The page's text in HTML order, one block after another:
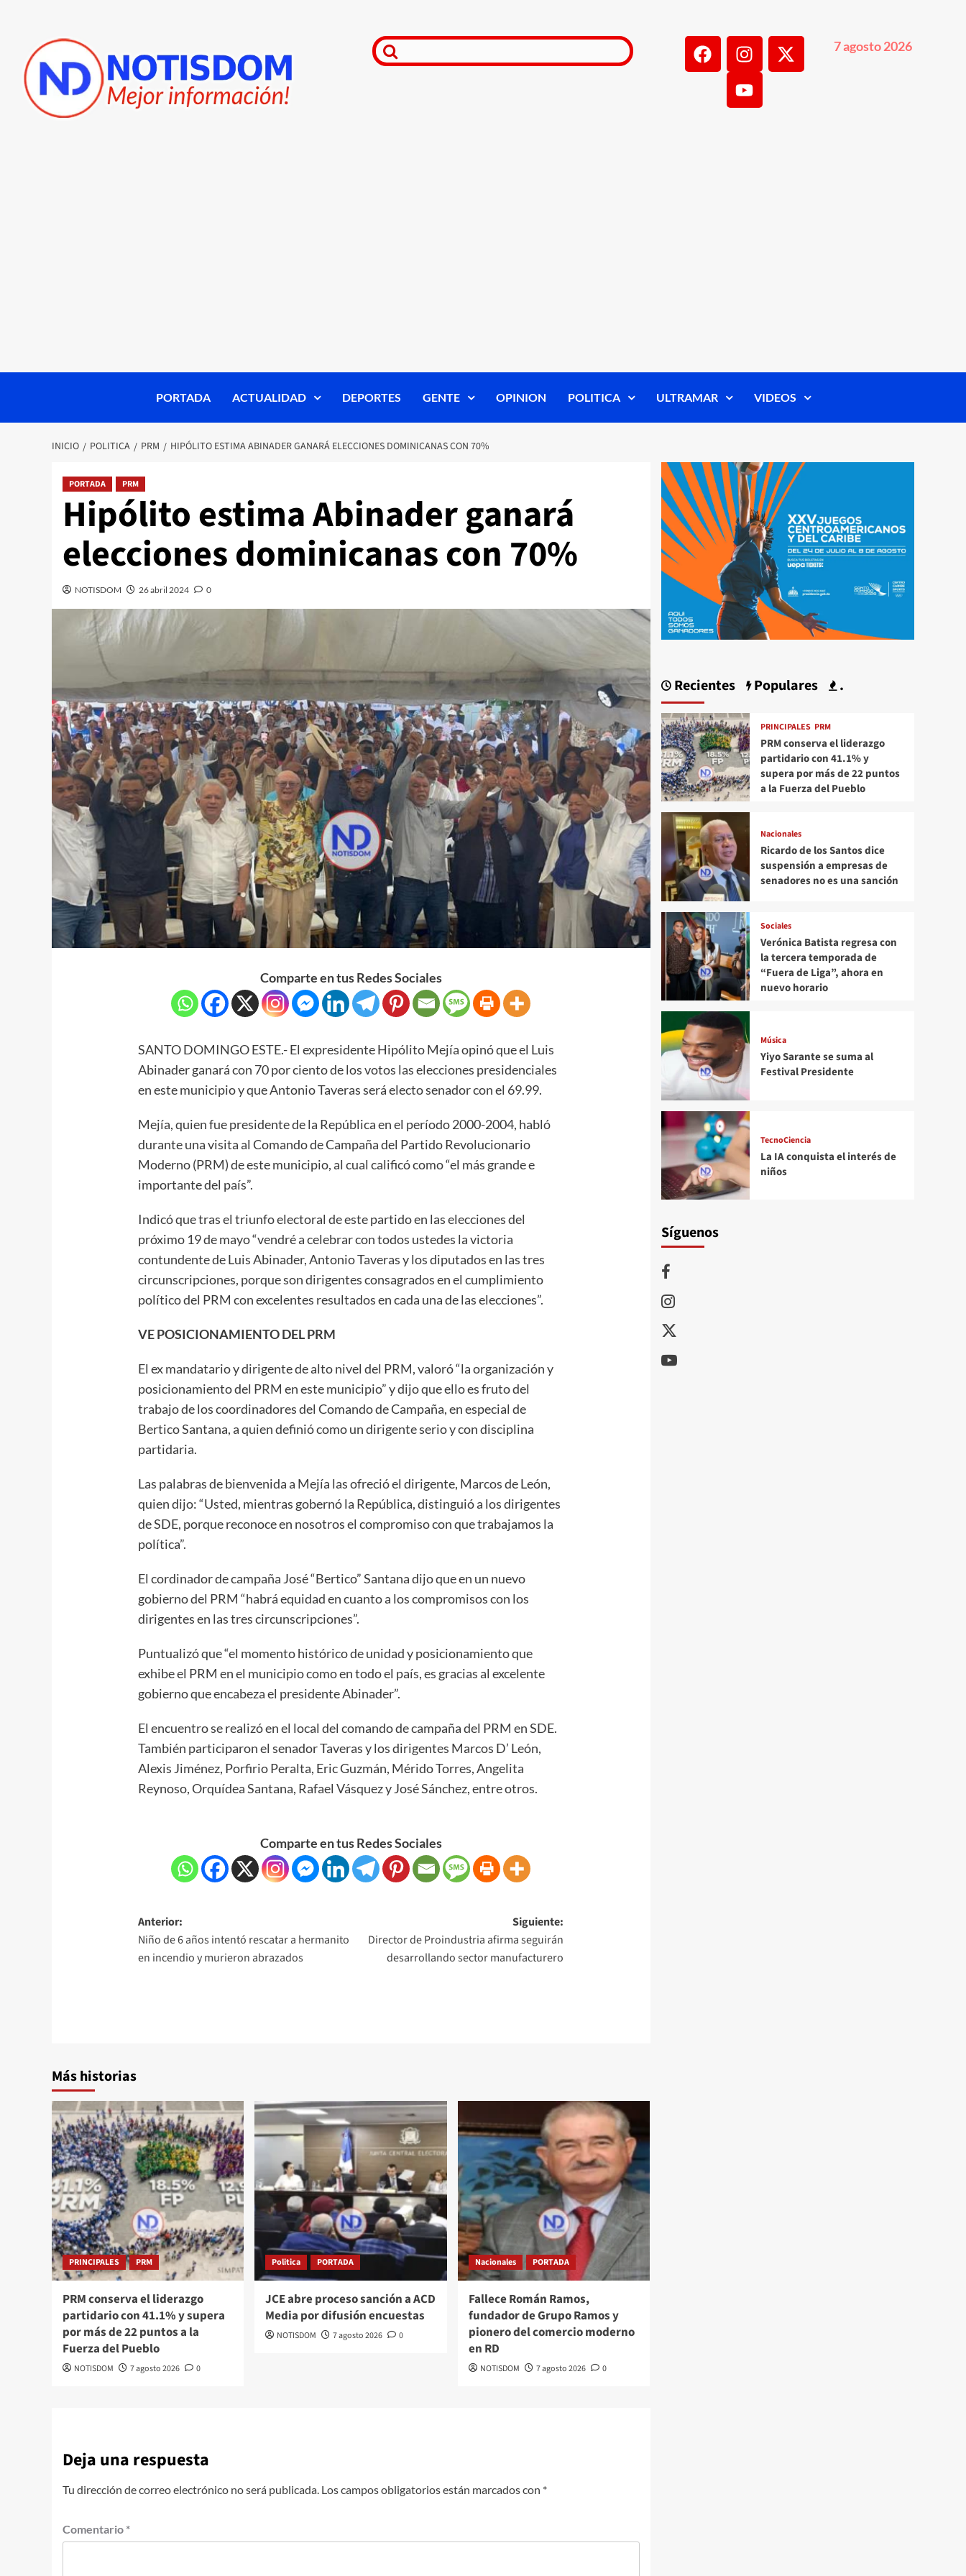
7 agosto 2026
PORTADA ACTUALIDAD DEPORTES GENTE OPINION POLITICA ULTRAMAR VIDEOS
INICIO POLITICA PRM HIPÓLITO ESTIMA ABINADER GANARÁ ELECCIONES DOMINICANAS CON 70%
PORTADA PRM
Hipólito estima Abinader ganará
elecciones dominicanas con 70%
NOTISDOM 26 abril 2024 0
Comparte en tus Redes Sociales
SANTO DOMINGO ESTE.- El expresidente Hipólito Mejía opinó que el Luis
Abinader ganará con 70 por ciento de los votos las elecciones presidenciales
en este municipio y que Antonio Taveras será electo senador con el 69.99.
Mejía, quien fue presidente de la República en el período 2000-2004, habló
durante una visita al Comando de Campaña del Partido Revolucionario
Moderno (PRM) de este municipio, al cual calificó como “el más grande e
importante del país”.
Indicó que tras el triunfo electoral de este partido en las elecciones del
próximo 19 de mayo “vendré a celebrar con todos ustedes la victoria
contundente de Luis Abinader, Antonio Taveras y los diputados en las tres
circunscripciones, porque son dirigentes consagrados en el cumplimiento
político del PRM con excelentes resultados en cada una de las elecciones”.
VE POSICIONAMIENTO DEL PRM
El ex mandatario y dirigente de alto nivel del PRM, valoró “la organización y
posicionamiento del PRM en este municipio” y dijo que ello es fruto del
trabajo de los coordinadores del Comando de Campaña, en especial de
Bertico Santana, a quien definió como un dirigente serio y con disciplina
partidaria.
Las palabras de bienvenida a Mejía las ofreció el dirigente, Marcos de León,
quien dijo: “Usted, mientras gobernó la República, distinguió a los dirigentes
de SDE, porque reconoce en nosotros el compromiso con que trabajamos la
política”.
El cordinador de campaña José “Bertico” Santana dijo que en un nuevo
gobierno del PRM “habrá equidad en cuanto a los compromisos con los
dirigentes en las tres circunscripciones”.
Puntualizó que “el momento histórico de unidad y posicionamiento que
exhibe el PRM en el municipio como en todo el país, es gracias al excelente
gobierno que encabeza el presidente Abinader”.
El encuentro se realizó en el local del comando de campaña del PRM en SDE.
También participaron el senador Taveras y los dirigentes Marcos D’ León,
Alexis Jiménez, Porfirio Peralta, Eric Guzmán, Mérido Torres, Angelita
Reynoso, Orquídea Santana, Rafael Vásquez y José Sánchez, entre otros.
Comparte en tus Redes Sociales
Anterior:
Niño de 6 años intentó rescatar a hermanito
en incendio y murieron abrazados
Siguiente:
Director de Proindustria afirma seguirán
desarrollando sector manufacturero
Más historias
PRINCIPALES PRM
PRM conserva el liderazgo
partidario con 41.1% y supera
por más de 22 puntos a la
Fuerza del Pueblo
NOTISDOM 7 agosto 2026 0
Politica PORTADA
JCE abre proceso sanción a ACD
Media por difusión encuestas
NOTISDOM 7 agosto 2026 0
Nacionales PORTADA
Fallece Román Ramos,
fundador de Grupo Ramos y
pionero del comercio moderno
en RD
NOTISDOM 7 agosto 2026 0
Deja una respuesta
Tu dirección de correo electrónico no será publicada. Los campos obligatorios están marcados con *
Comentario *
Recientes Populares .
PRINCIPALES PRM
PRM conserva el liderazgo
partidario con 41.1% y
supera por más de 22 puntos
a la Fuerza del Pueblo
Nacionales
Ricardo de los Santos dice
suspensión a empresas de
senadores no es una sanción
Sociales
Verónica Batista regresa con
la tercera temporada de
“Fuera de Liga”, ahora en
nuevo horario
Música
Yiyo Sarante se suma al
Festival Presidente
TecnoCiencia
La IA conquista el interés de
niños
Síguenos